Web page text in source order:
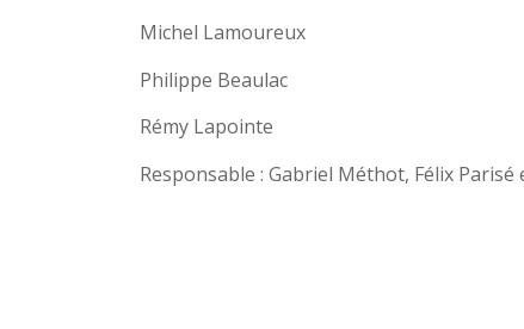
Michel Lamoureux
Philippe Beaulac
Rémy Lapointe
Responsable : Gabriel Méthot, Félix